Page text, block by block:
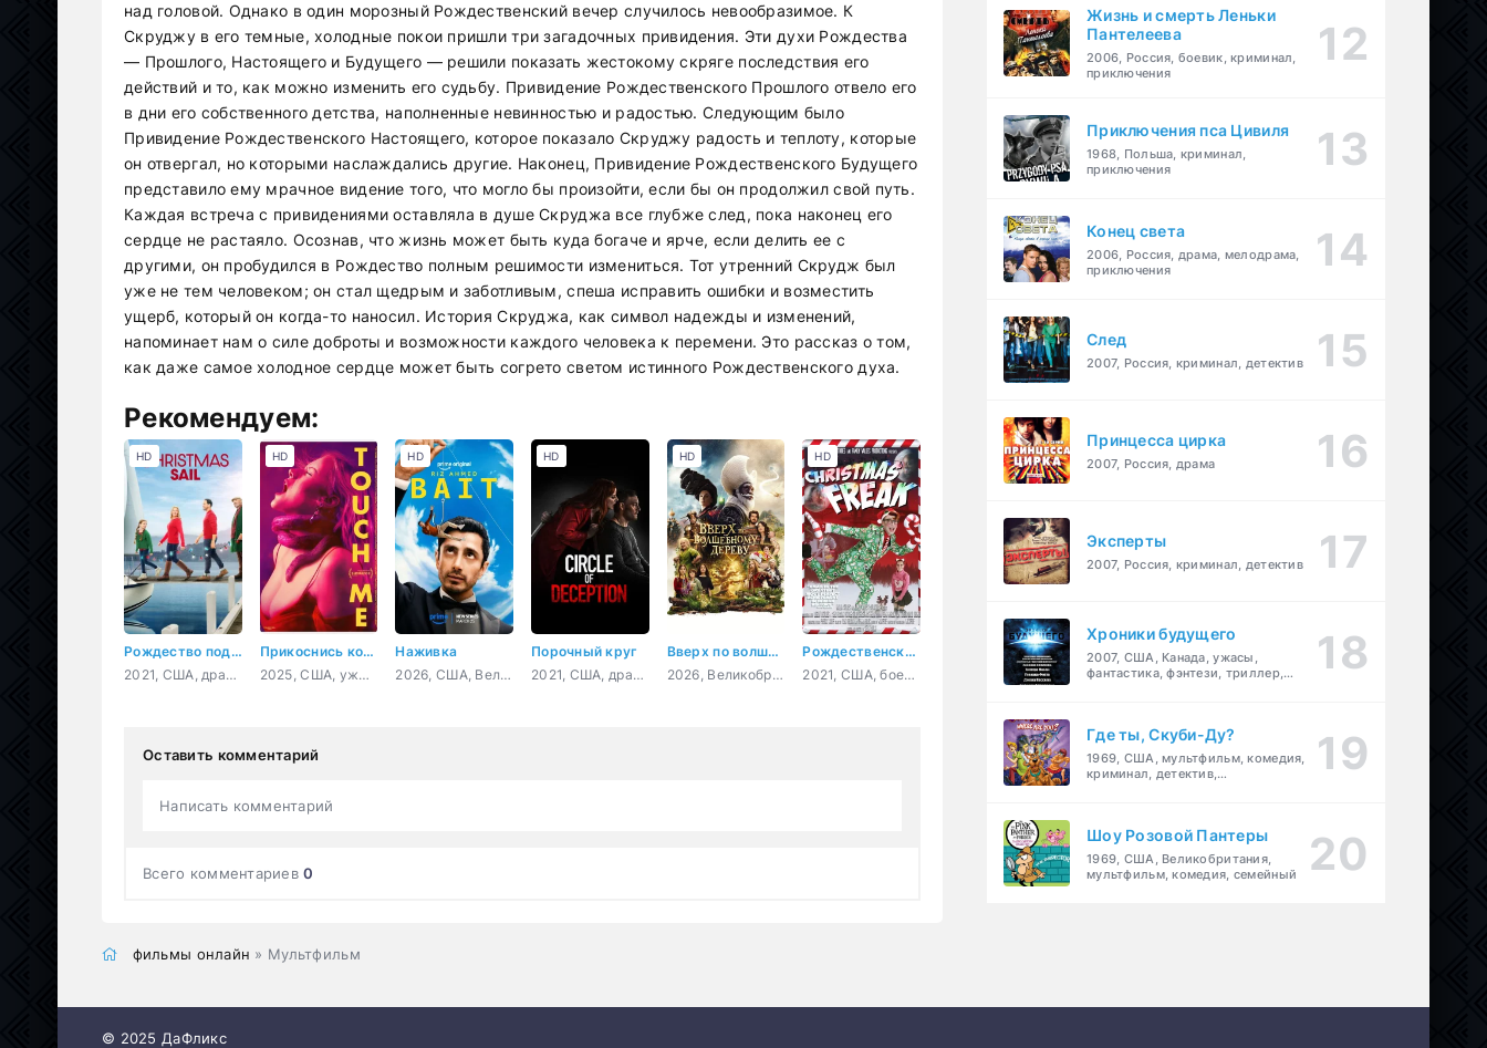
над головой. Однако в один морозный Рождественский вечер случилось невообразимое. К
Скруджу в его темные, холодные покои пришли три загадочных привидения. Эти духи Рождества
— Прошлого, Настоящего и Будущего — решили показать жестокому скряге последствия его
действий и то, как можно изменить его судьбу. Привидение Рождественского Прошлого отвело его
в дни его собственного детства, наполненные невинностью и радостью. Следующим было
Привидение Рождественского Настоящего, которое показало Скруджу радость и теплоту, которые
он отвергал, но которыми наслаждались другие. Наконец, Привидение Рождественского Будущего
представило ему мрачное видение того, что могло бы произойти, если бы он продолжил свой путь.
Каждая встреча с привидениями оставляла в душе Скруджа все глубже след, пока наконец его
сердце не растаяло. Осознав, что жизнь может быть куда богаче и ярче, если делить ее с
другими, он пробудился в Рождество полным решимости измениться. Тот утренний Скрудж был
уже не тем человеком; он стал щедрым и заботливым, спеша исправить ошибки и возместить
ущерб, который он когда-то наносил. История Скруджа, как символ надежды и изменений,
напоминает нам о силе доброты и возможности каждого человека к перемени. Это рассказ о том,
как даже самое холодное сердце может быть согрето светом истинного Рождественского духа.
Рекомендуем:
Рождество под парусом
2021, США, драма, мелодрама
HD
Прикоснись ко мне
2025, США, ужасы, фантастика, драма, комедия
HD
Наживка
2026, США, Великобритания, фантастика, драма, комедия
HD
Порочный круг
2021, США, драма, криминал
HD
Вверх по волшебному дереву
2026, Великобритания, США, Франция, приключения, семейный, фэнтези
HD
Рождественский чудак
2021, США, боевик, комедия
HD
Оставить комментарий
Написать комментарий
Всего комментариев0
фильмы онлайн » Мультфильм
Жизнь и смерть Леньки
Пантелеева
2006, Россия, боевик, криминал,
приключения
Приключения пса Цивиля
1968, Польша, криминал,
приключения
Конец света
2006, Россия, драма, мелодрама,
приключения
След
2007, Россия, криминал, детектив
Принцесса цирка
2007, Россия, драма
Эксперты
2007, Россия, криминал, детектив
Хроники будущего
2007, США, Канада, ужасы,
фантастика, фэнтези, триллер,
Где ты, Скуби-Ду?
1969, США, мультфильм, комедия,
криминал, детектив,
Шоу Розовой Пантеры
1969, США, Великобритания,
мультфильм, комедия, семейный
© 2025 ДаФликс